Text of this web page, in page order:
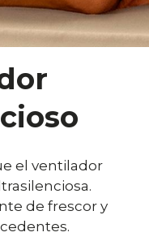
el ventilador
de frescor y